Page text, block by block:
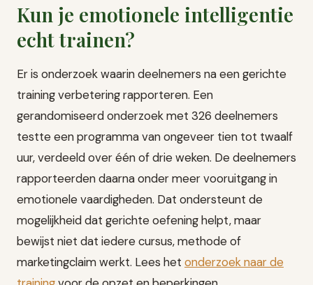
Kun je emotionele intelligentie
echt trainen?
Er is onderzoek waarin deelnemers na een gerichte
training verbetering rapporteren. Een
gerandomiseerd onderzoek met 326 deelnemers
testte een programma van ongeveer tien tot twaalf
uur, verdeeld over één of drie weken. De deelnemers
rapporteerden daarna onder meer vooruitgang in
emotionele vaardigheden. Dat ondersteunt de
mogelijkheid dat gerichte oefening helpt, maar
bewijst niet dat iedere cursus, methode of
marketingclaim werkt. Lees het onderzoek naar de